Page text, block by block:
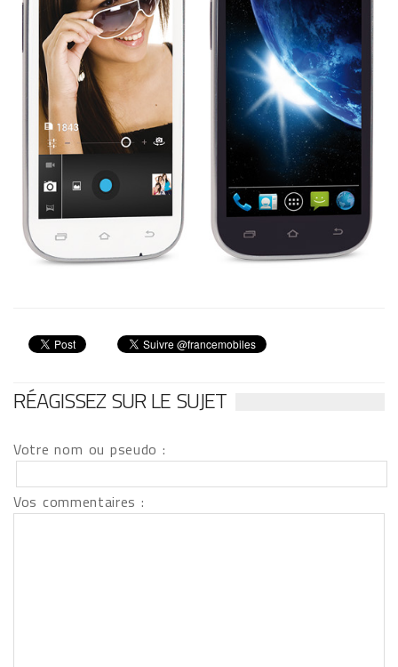
RÉAGISSEZ SUR LE SUJET
Votre nom ou pseudo :
Vos commentaires :